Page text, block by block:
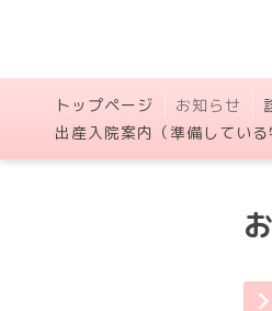
トップページ お知らせ
出産入院案内（準備している